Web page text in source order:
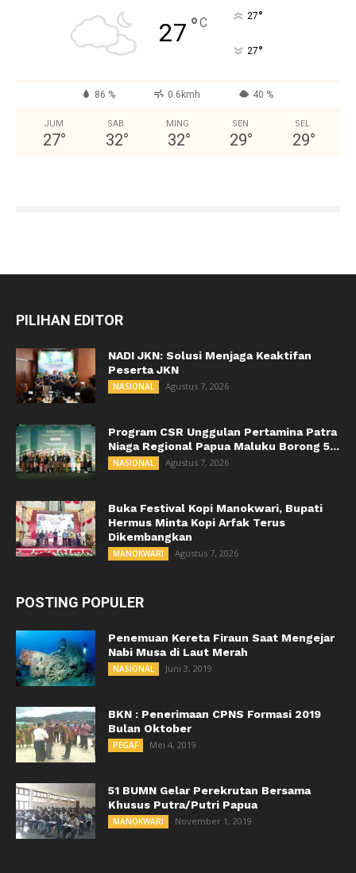
27 °C 27°
27°
86 % 0.6kmh 40 %
JUM
27°
SAB
32°
MING
32°
SEN
29°
SEL
29°
PILIHAN EDITOR
NADI JKN: Solusi Menjaga Keaktifan
Peserta JKN
NASIONAL Agustus 7, 2026
Program CSR Unggulan Pertamina Patra
Niaga Regional Papua Maluku Borong 5...
NASIONAL Agustus 7, 2026
Buka Festival Kopi Manokwari, Bupati
Hermus Minta Kopi Arfak Terus
Dikembangkan
MANOKWARI Agustus 7, 2026
POSTING POPULER
Penemuan Kereta Firaun Saat Mengejar
Nabi Musa di Laut Merah
NASIONAL Juni 3, 2019
BKN : Penerimaan CPNS Formasi 2019
Bulan Oktober
PEGAF Mei 4, 2019
51 BUMN Gelar Perekrutan Bersama
Khusus Putra/Putri Papua
MANOKWARI November 1, 2019